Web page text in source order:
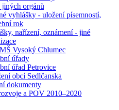
orgánů
vyhlášky - uložení písemností,
rok
nařízení, oznámení - jiné
Vysoký Chlumec
úřady
úřad Petrovice
obcí Sedlčanska
dokumenty
a POV 2010–2020